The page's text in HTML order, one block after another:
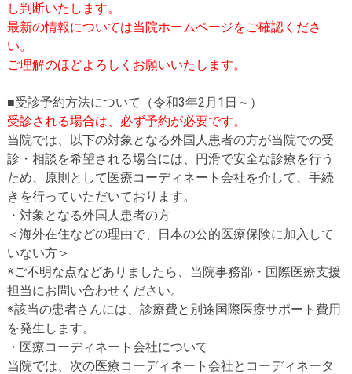
し判断いたします。
最新の情報については当院ホームページをご確認くださ
い。
ご理解のほどよろしくお願いいたします。
■受診予約方法について（令和3年2月1日～）
受診される場合は、必ず予約が必要です。
当院では、以下の対象となる外国人患者の方が当院での受
診・相談を希望される場合には、円滑で安全な診療を行う
ため、原則として医療コーディネート会社を介して、手続
きを行っていただいております。
・対象となる外国人患者の方
＜海外在住などの理由で、日本の公的医療保険に加入して
いない方＞
※ご不明な点などありましたら、当院事務部・国際医療支援
担当にお問い合わせください。
※該当の患者さんには、診療費と別途国際医療サポート費用
を発生します。
・医療コーディネート会社について
当院では、次の医療コーディネート会社とコーディネータ